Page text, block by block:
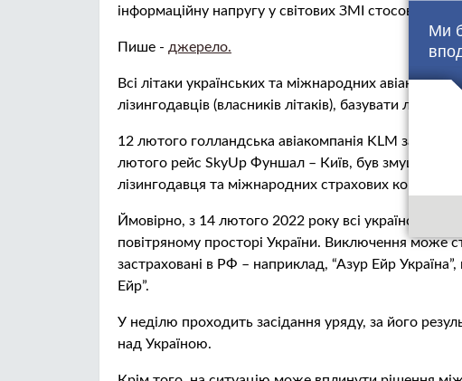
Ми
інформаційну напругу у світових ЗМІ стосовно
Пише - джерело.
Всі літаки українських та міжнародних
лізингодавців (власників літаків), базувати літаки
12 лютого голландська авіакомпанія KLM
лютого рейс SkyUp Фуншал – Київ, був змушений
лізингодавця та міжнародних страхових компаній.
Ймовірно, з 14 лютого 2022 року всі українські
повітряному просторі України. Виключення може
застраховані в РФ – наприклад, “Азур Ейр
Ейр”.
У неділю проходить засідання уряду, за його
над Україною.